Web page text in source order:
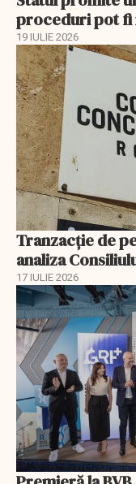
proceduri pot fi
19 IULIE 2026
Tranzacție de
analiza
17 IULIE 2026